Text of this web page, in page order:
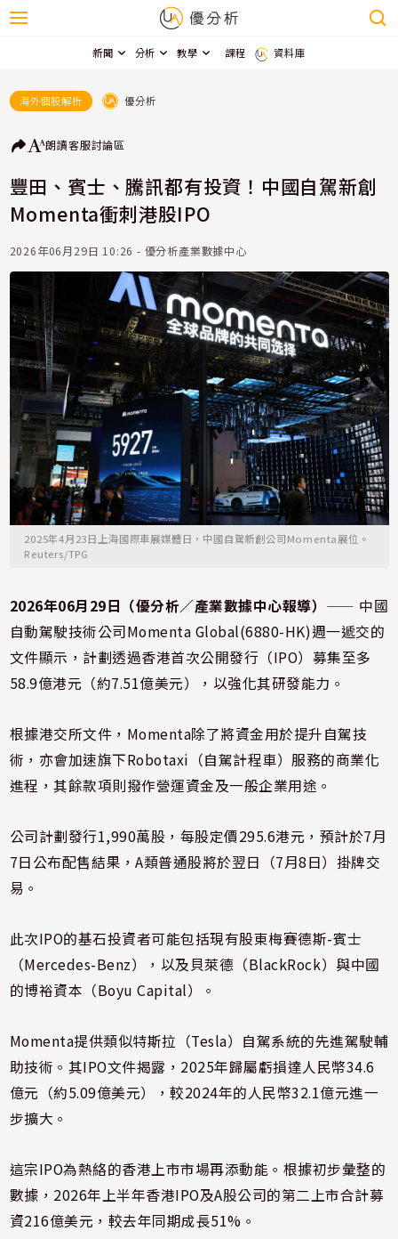
新聞 分析 教學 課程 資料庫
海外個股解析 優分析
朗讀客服討論區
豐田、賓士、騰訊都有投資！中國自駕新創
Momenta衝刺港股IPO
2026年06月29日 10:26 - 優分析產業數據中心
2025年4月23日上海國際車展媒體日，中國自駕新創公司Momenta展位。
Reuters/TPG
2026年06月29日（優分析／產業數據中心報導） ⸺ 中國
自動駕駛技術公司Momenta Global(6880-HK)週一遞交的
文件顯示，計劃透過香港首次公開發行（IPO）募集至多
58.9億港元（約7.51億美元），以強化其研發能力。
根據港交所文件，Momenta除了將資金用於提升自駕技
術，亦會加速旗下Robotaxi（自駕計程車）服務的商業化
進程，其餘款項則撥作營運資金及一般企業用途。
公司計劃發行1,990萬股，每股定價295.6港元，預計於7月
7日公布配售結果，A類普通股將於翌日（7月8日）掛牌交
易。
此次IPO的基石投資者可能包括現有股東梅賽德斯-賓士
（Mercedes-Benz），以及貝萊德（BlackRock）與中國
的博裕資本（Boyu Capital）。
Momenta提供類似特斯拉（Tesla）自駕系統的先進駕駛輔
助技術。其IPO文件揭露，2025年歸屬虧損達人民幣34.6
億元（約5.09億美元），較2024年的人民幣32.1億元進一
步擴大。
這宗IPO為熱絡的香港上市市場再添動能。根據初步彙整的
數據，2026年上半年香港IPO及A股公司的第二上市合計募
資216億美元，較去年同期成長51%。